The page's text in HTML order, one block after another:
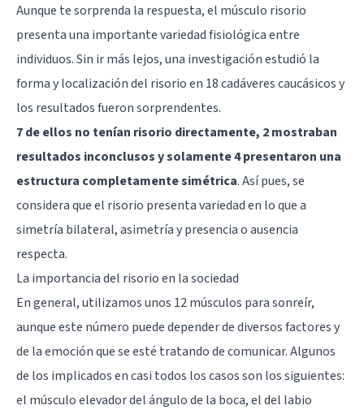
Aunque te sorprenda la respuesta, el músculo risorio
presenta una importante variedad fisiológica entre
individuos. Sin ir más lejos, una investigación estudió la
forma y localización del risorio en 18 cadáveres caucásicos y
los resultados fueron sorprendentes.
7 de ellos no tenían risorio directamente, 2 mostraban
resultados inconclusos y solamente 4 presentaron una
estructura completamente simétrica. Así pues, se
considera que el risorio presenta variedad en lo que a
simetría bilateral, asimetría y presencia o ausencia
respecta.
La importancia del risorio en la sociedad
En general, utilizamos unos 12 músculos para sonreír,
aunque este número puede depender de diversos factores y
de la emoción que se esté tratando de comunicar. Algunos
de los implicados en casi todos los casos son los siguientes:
el músculo elevador del ángulo de la boca, el del labio